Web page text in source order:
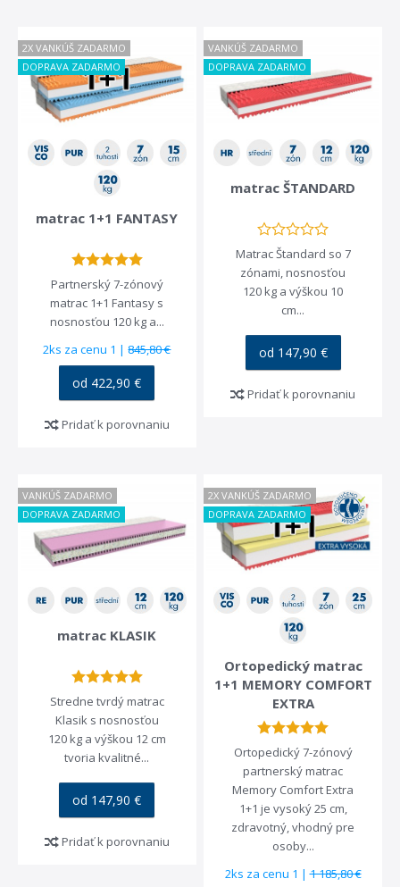
2X VANKÚŠ ZADARMO
DOPRAVA ZADARMO
matrac 1+1 FANTASY
Partnerský 7-zónový
matrac 1+1 Fantasy s
nosnosťou 120 kg a...
2ks za cenu 1 |845,80 €
od 422,90 €
Pridať k porovnaniu
VANKÚŠ ZADARMO
DOPRAVA ZADARMO
matrac ŠTANDARD
Matrac Štandard so 7
zónami, nosnosťou
120 kg a výškou 10
cm...
od 147,90 €
Pridať k porovnaniu
VANKÚŠ ZADARMO
DOPRAVA ZADARMO
matrac KLASIK
Stredne tvrdý matrac
Klasik s nosnosťou
120 kg a výškou 12 cm
tvoria kvalitné...
od 147,90 €
Pridať k porovnaniu
2X VANKÚŠ ZADARMO
DOPRAVA ZADARMO
Ortopedický matrac
1+1 MEMORY COMFORT
EXTRA
Ortopedický 7-zónový
partnerský matrac
Memory Comfort Extra
1+1 je vysoký 25 cm,
zdravotný, vhodný pre
osoby...
2ks za cenu 1 |1 185,80 €